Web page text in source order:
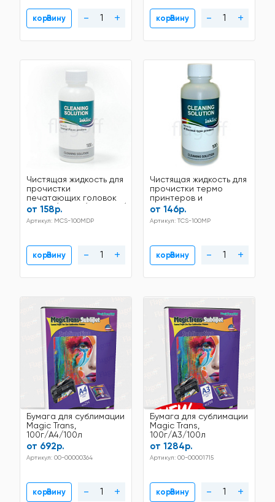
В корзину - + В корзину - +
Чистящая жидкость для
прочистки
печатающих головок
Canon/Epson/Lexmark/HP/Brother100
от 158р.
Артикул: MCS-100MDP
В корзину - +
Чистящая жидкость для
прочистки термо
принтеров и
картриджей
Canon/Epson/Lexmark/HP/
100 мл
от 146р.
Артикул: TCS-100MP
В корзину - +
Бумага для сублимации
Magic Trans,
100г/A4/100л
от 692р.
Артикул: 00-00000364
В корзину - +
Бумага для сублимации
Magic Trans,
100г/A3/100л
от 1284р.
Артикул: 00-00001715
В корзину - +